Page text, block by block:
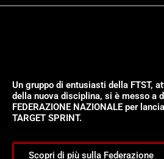
Un gruppo di entusiasti della FTST,
della nuova disciplina, si è messo a
FEDERAZIONE NAZIONALE per
TARGET SPRINT.
Scopri di più sulla Federazione